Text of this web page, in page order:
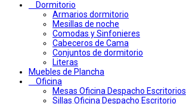
Dormitorio
Armarios dormitorio
Mesillas de noche
Comodas y Sinfonieres
Cabeceros de Cama
Conjuntos de dormitorio
Literas
Muebles de Plancha
Oficina
Mesas Oficina Despacho Escritorios
Sillas Oficina Despacho Escritorio